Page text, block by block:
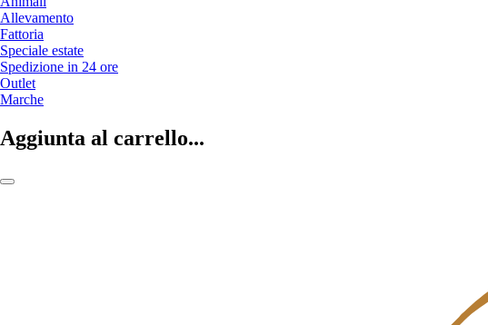
Allevamento
Fattoria
Speciale estate
Spedizione in 24 ore
Outlet
Marche
Aggiunta al carrello...